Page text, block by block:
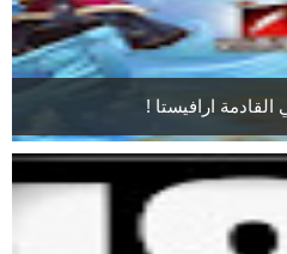
ارافيستا !